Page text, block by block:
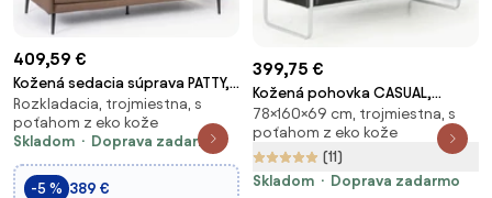
409,59 €
Kožená sedacia súprava PATTY,
trojmiestna, hnedá
Rozkladacia, trojmiestna, s
poťahom z eko kože
Skladom
Doprava zadarmo
-5 % 389 €
399,75 €
Kožená pohovka CASUAL,
trojmiestna, čierna
78×160×69 cm, trojmiestna, s
poťahom z eko kože
(11)
Skladom
Doprava zadarmo